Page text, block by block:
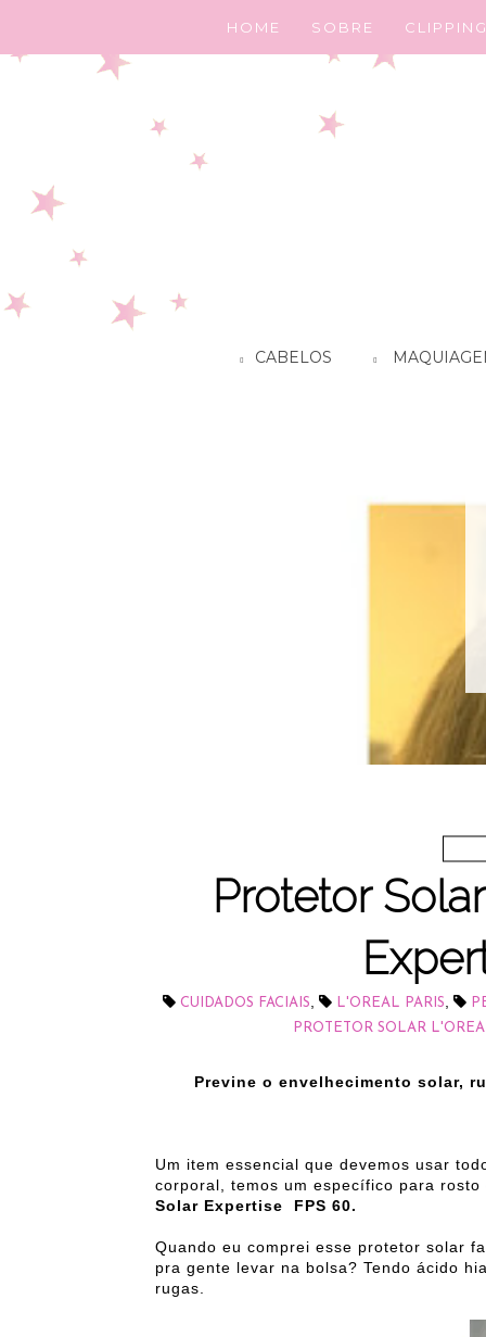
HOME SOBRE CLIPPING
CABELOS
Protetor
CUIDADOS FACIAIS L'OREAL PARIS
PROTETOR SOLAR
Previne o envelhecimento solar,
Um item essencial que devemos usar
corporal, temos um específico para
Solar Expertise FPS 60.
Quando eu comprei esse protetor solar
pra gente levar na bolsa? Tendo ácido
rugas.